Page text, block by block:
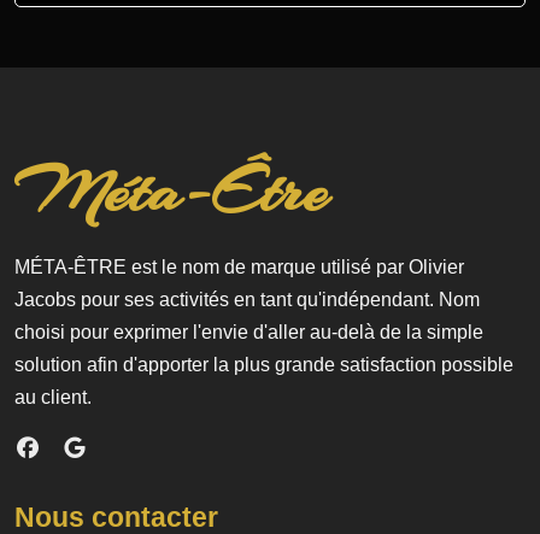
Méta-Être
MÉTA-ÊTRE est le nom de marque utilisé par Olivier
Jacobs pour ses activités en tant qu'indépendant. Nom
choisi pour exprimer l'envie d'aller au-delà de la simple
solution afin d'apporter la plus grande satisfaction possible
au client.
Nous contacter